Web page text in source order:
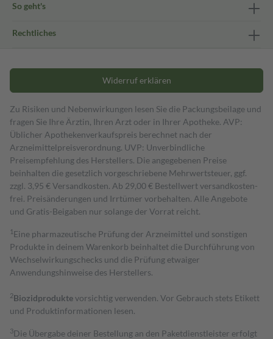
So geht's
Rechtliches
Widerruf erklären
Zu Risiken und Nebenwirkungen lesen Sie die Packungsbeilage und
fragen Sie Ihre Ärztin, Ihren Arzt oder in Ihrer Apotheke. AVP:
Üblicher Apothekenverkaufspreis berechnet nach der
Arzneimittelpreisverordnung. UVP: Unverbindliche
Preisempfehlung des Herstellers. Die angegebenen Preise
beinhalten die gesetzlich vorgeschriebene Mehrwertsteuer, ggf.
zzgl. 3,95 € Versandkosten. Ab 29,00 € Bestell­wert versand­kosten­
frei. Preisänderungen und Irrtümer vorbehalten. Alle Angebote
und Gratis-Beigaben nur solange der Vorrat reicht.
1 Eine pharmazeutische Prüfung der Arzneimittel und sonstigen
Produkte in deinem Warenkorb beinhaltet die Durchführung von
Wechselwirkungschecks und die Prüfung etwaiger
Anwendungshinweise des Herstellers.
2Biozidproduktevorsichtig verwenden. Vor Gebrauch stets Etikett
und Produktinformationen lesen.
3Die Übergabe deiner Bestellung an den Paketdienstleister erfolgt